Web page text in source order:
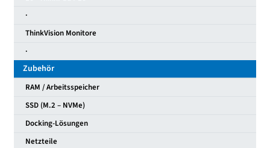
·
ThinkVision Monitore
·
Zubehör
RAM / Arbeitsspeicher
SSD (M.2 – NVMe)
Docking-Lösungen
Netzteile